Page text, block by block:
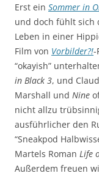
Erst ein Sommer in
und doch fühlt sich
Leben in einer
Film von Vorbilder?!-
“okayish”
in Black 3, und
Marshall und Nine
nicht allzu
ausführlicher den
“Sneakpod
Martels Roman Life
Außerdem freuen